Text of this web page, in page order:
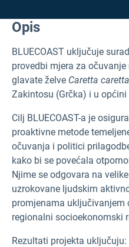
Opis
BLUECOAST uključuje
provedbi mjera za
glavate želve Caretta caretta
Zakintosu (Grčka) i u
Cilj BLUECOAST-a je
proaktivne metode
očuvanja i politici
kako bi se povećala
Njime se odgovara na
uzrokovane ljudskim
promjenama
regionalni socioekonomski
Rezultati projekta uključuju: